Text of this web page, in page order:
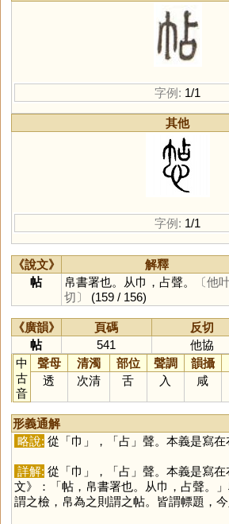
字例: 1/1
其他
字例: 1/1
《說文》 解釋
帖
帛書署也。从巾，占聲。
〔他
切〕
(159 / 156)
《廣韻》 頁碼 反切
帖
541
他協
中
古
音
聲母 清濁 部位 聲調 韻攝
透
次清 舌 入 咸
形義通解
略說: 從「巾 」，「占 」聲。本義是寫在
詳解: 從「巾 」，「占 」聲。本義是寫
文》：「帖，帛書署也。从巾，占聲。
謂之檢，帛為之則謂之帖。皆謂幖題，今